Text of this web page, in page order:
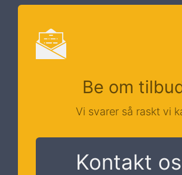
Be om
Vi svarer så raskt vi
Kontakt